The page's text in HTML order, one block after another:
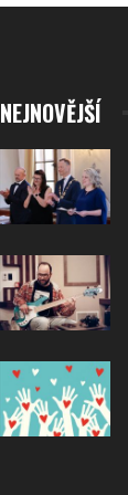
NEJNOVĚJŠÍ